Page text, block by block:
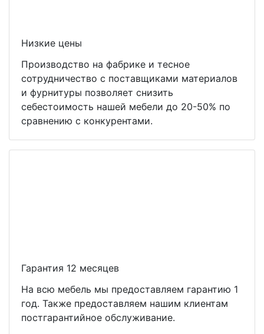
Низкие цены
Производство на фабрике и тесное
сотрудничество с поставщиками материалов
и фурнитуры позволяет снизить
себестоимость нашей мебели до 20-50% по
сравнению с конкурентами.
Гарантия 12 месяцев
На всю мебель мы предоставляем гарантию 1
год. Также предоставляем нашим клиентам
постгарантийное обслуживание.